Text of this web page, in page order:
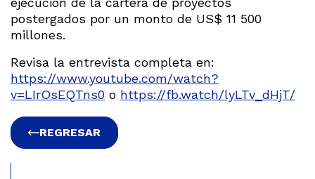
postergados por un monto de US$ 11 500
millones.
Revisa la entrevista completa en:
https://www.youtube.com/watch?
v=LIrOsEQTns0 o https://fb.watch/lyLTv_dHjT/
REGRESAR